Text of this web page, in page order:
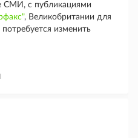
СМИ, с публикациями
, Великобритании для
изменить